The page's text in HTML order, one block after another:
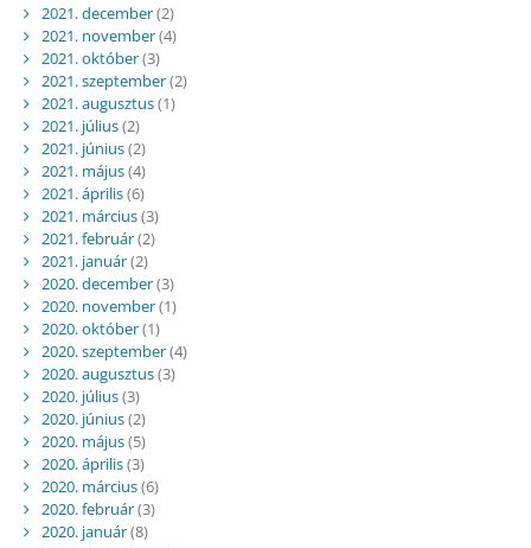
2021. december(2)
2021. november(4)
2021. október(3)
2021. szeptember(2)
2021. augusztus(1)
2021. július(2)
2021. június(2)
2021. május(4)
2021. április(6)
2021. március(3)
2021. február(2)
2021. január(2)
2020. december(3)
2020. november(1)
2020. október(1)
2020. szeptember(4)
2020. augusztus(3)
2020. július(3)
2020. június(2)
2020. május(5)
2020. április(3)
2020. március(6)
2020. február(3)
2020. január(8)